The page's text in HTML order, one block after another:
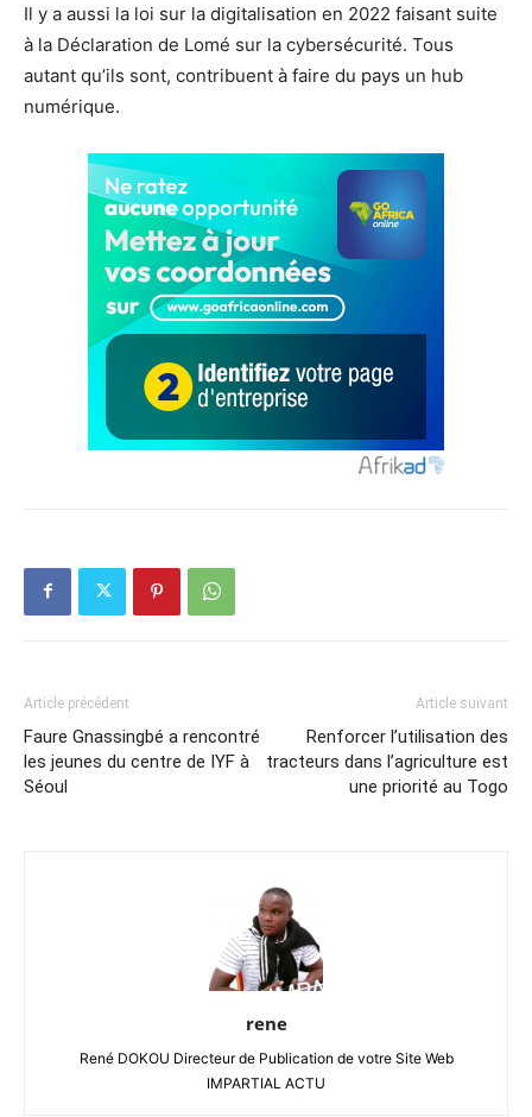
Il y a aussi la loi sur la digitalisation en 2022 faisant suite
à la Déclaration de Lomé sur la cybersécurité. Tous
autant qu’ils sont, contribuent à faire du pays un hub
numérique.
Article précédent
Faure Gnassingbé a rencontré
les jeunes du centre de IYF à
Séoul
Article suivant
Renforcer l’utilisation des
tracteurs dans l’agriculture est
une priorité au Togo
rene
René DOKOU Directeur de Publication de votre Site Web
IMPARTIAL ACTU